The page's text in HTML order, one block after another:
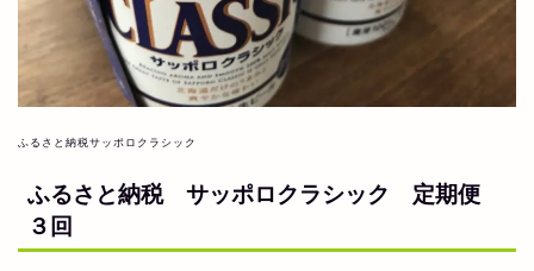
ふるさと納税サッポロクラシック
ふるさと納税 サッポロクラシック 定期便
３回